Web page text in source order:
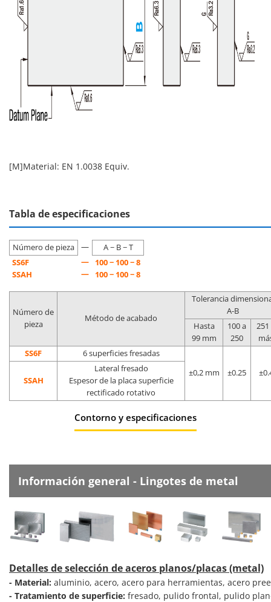
[M]Material: EN 1.0038 Equiv.
Tabla de especificaciones
Número de pieza —
A − B − T
SS6F
SSAH
—
—
100 − 100 − 8
100 − 100 − 8
Número de
pieza
Método de acabado
Tolerancia
A-B
Hasta
99 mm
100 a
250
251
SS6F
6 superficies fresadas
±0,2 mm
±0.25
SSAH
Lateral fresado
Espesor de la placa superficie
rectificado rotativo
Contorno y especificaciones
Información general - Lingotes de metal
Detalles de selección de aceros planos/placas (metal)
- Material: aluminio, acero, acero para herramientas, acero
- Tratamiento de superficie: fresado, pulido frontal, pulido